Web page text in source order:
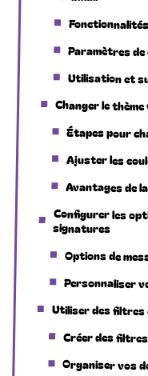
Paramètres de
Utilisation et
Changer le
Étapes pour
Ajuster les
Avantages de
Configurer les
signatures
Options de
Personnaliser
Utiliser des
Créer des
Organiser vos